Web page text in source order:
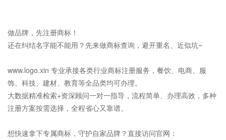
做品牌，先注册商标！
还在纠结名字能不能用？先来做商标查询，避开重名、近似坑~
www.logo.xin 专业承接各类行业商标注册服务，餐饮、电商、服
饰、科技、建材、教育等全品类均可办理。
大数据精准检索+资深顾问一对一指导，流程简单、办理高效，多种
注册方案按需选择，全程省心又靠谱。
想快速拿下专属商标，守护自家品牌？直接访问官网：